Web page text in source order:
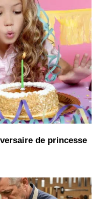
de princesse